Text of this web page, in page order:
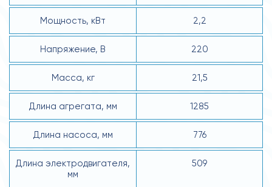
Мощность, кВт 2,2
Напряжение, В 220
Масса, кг 21,5
Длина агрегата, мм 1285
Длина насоса, мм 776
Длина электродвигателя,
мм
509